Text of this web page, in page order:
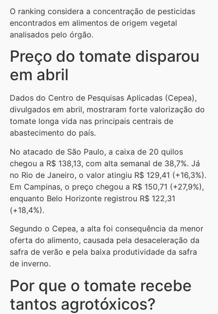
O ranking considera a concentração de pesticidas
encontrados em alimentos de origem vegetal
analisados pelo órgão.
Preço do tomate disparou
em abril
Dados do Centro de Pesquisas Aplicadas (Cepea),
divulgados em abril, mostraram forte valorização do
tomate longa vida nas principais centrais de
abastecimento do país.
No atacado de São Paulo, a caixa de 20 quilos
chegou a R$ 138,13, com alta semanal de 38,7%. Já
no Rio de Janeiro, o valor atingiu R$ 129,41 (+16,3%).
Em Campinas, o preço chegou a R$ 150,71 (+27,9%),
enquanto Belo Horizonte registrou R$ 122,31
(+18,4%).
Segundo o Cepea, a alta foi consequência da menor
oferta do alimento, causada pela desaceleração da
safra de verão e pela baixa produtividade da safra
de inverno.
Por que o tomate recebe
tantos agrotóxicos?